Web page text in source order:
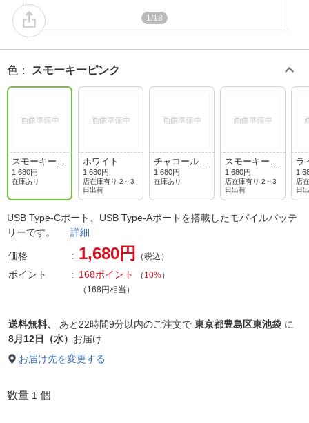
1/18
色 ： スモーキーピンク
スモーキーピ
ンク
1,680円
在庫あり
ホワイト
1,680円
店在庫有り 2～3
日出荷
チャコールグ
レー
1,680円
在庫あり
スモーキーブ
ルー
1,680円
店在庫有り 2～3
日出荷
ラ
ー
店
日
USB Type-Cポート、USB Type-Aポートを搭載したモバイルバッテ
リーです。 詳細
価格 1,680円 （税込）
ポイント 168ポイント （ 10%）
（168円相当）
送料無料、 あと 22時間9分以内のご注文で 東京都豊島区東池袋 に
8月12日（水） お届け
お届け先を変更する
数量 1 個